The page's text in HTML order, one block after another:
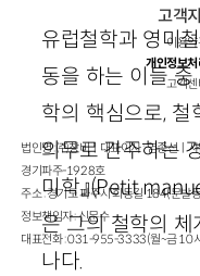
유럽철학과 영미
동을 하는 이들 중
학의 핵심으로,
의무로 간주하는
미학』(Petit
은 그의 철학의
나다.
고객
이용약
개인정보
고객센
법인명 : ㈜창비ㅣ대표이사 : 염종선
경기파주-1928호
주소 : 경기도 파주시 회동길 184(문
정보책임자 : 신문수
대표전화 : 031-955-3333(월~금 10